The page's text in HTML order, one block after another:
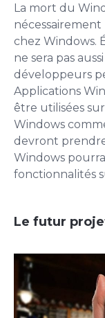
La mort du
chez Windows.
ne sera pas
développeurs
Applications
être utilisées
Windows
devront
Windows
fonctionnalités
Le futur